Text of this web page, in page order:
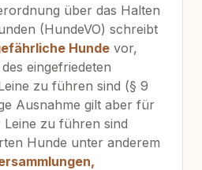
über das Halten
(HundeVO) schreibt
Hundevor,
eingefriedeten
zu führen sind (§ 9
Ausnahme gilt aber für
Leine zu führen sind
Hunde unter anderem